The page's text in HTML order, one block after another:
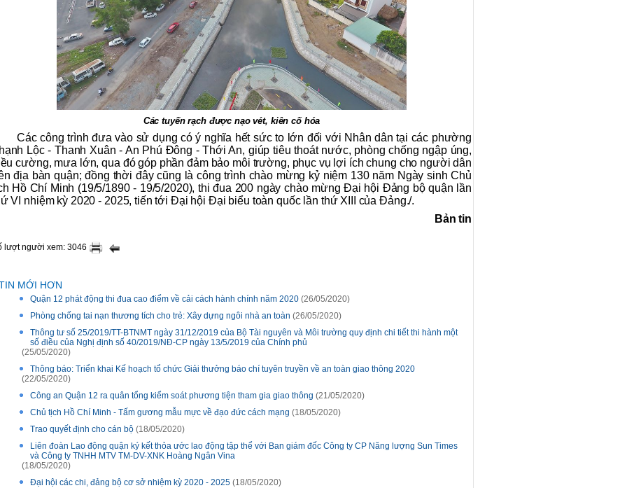
Các tuyến rạch được nạo vét, kiên cố hóa
Các công trình đưa vào sử dụng có ý nghĩa hết sức to lớn đối với Nhân dân tại các phường
Lộc - Thanh Xuân - An Phú Đông - Thới An, giúp tiêu thoát nước, phòng chống ngập úng,
cường, mưa lớn, qua đó góp phần đảm bảo môi trường, phục vụ lợi ích chung cho người dân
địa bàn quận; đồng thời đây cũng là công trình chào mừng kỷ niệm 130 năm Ngày sinh Chủ
Hồ Chí Minh (19/5/1890 - 19/5/2020), thi đua 200 ngày chào mừng Đại hội Đảng bộ quận lần
VI nhiệm kỳ 2020 - 2025, tiến tới Đại hội Đại biểu toàn quốc lần thứ XIII của Đảng./.
Bản tin
lượt người xem: 3046
MỚI HƠN
Quận 12 phát động thi đua cao điểm về cải cách hành chính năm 2020 (26/05/2020)
Phòng chống tai nạn thương tích cho trẻ: Xây dựng ngôi nhà an toàn (26/05/2020)
Thông tư số 25/2019/TT-BTNMT ngày 31/12/2019 của Bộ Tài nguyên và Môi trường quy định chi tiết thi hành một
số điều của Nghị định số 40/2019/NĐ-CP ngày 13/5/2019 của Chính phủ
(25/05/2020)
Thông báo: Triển khai Kế hoạch tổ chức Giải thưởng báo chí tuyên truyền về an toàn giao thông 2020
(22/05/2020)
Công an Quận 12 ra quân tổng kiểm soát phương tiện tham gia giao thông (21/05/2020)
Chủ tịch Hồ Chí Minh - Tấm gương mẫu mực về đạo đức cách mạng (18/05/2020)
Trao quyết định cho cán bộ (18/05/2020)
Liên đoàn Lao động quận ký kết thỏa ước lao động tập thể với Ban giám đốc Công ty CP Năng lượng Sun Times
và Công ty TNHH MTV TM-DV-XNK Hoàng Ngân Vina
(18/05/2020)
Đại hội các chi, đảng bộ cơ sở nhiệm kỳ 2020 - 2025 (18/05/2020)